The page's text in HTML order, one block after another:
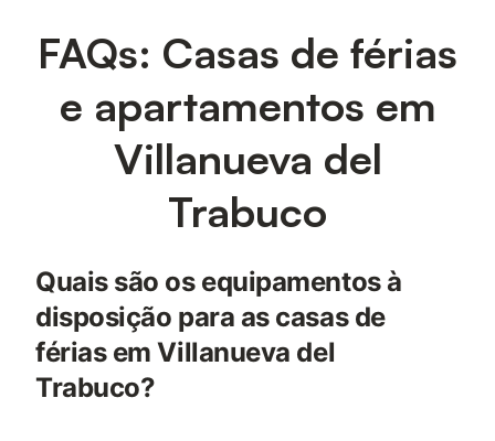
FAQs: Casas de férias
e apartamentos em
Villanueva del
Trabuco
Quais são os equipamentos à
disposição para as casas de
férias em Villanueva del
Trabuco?